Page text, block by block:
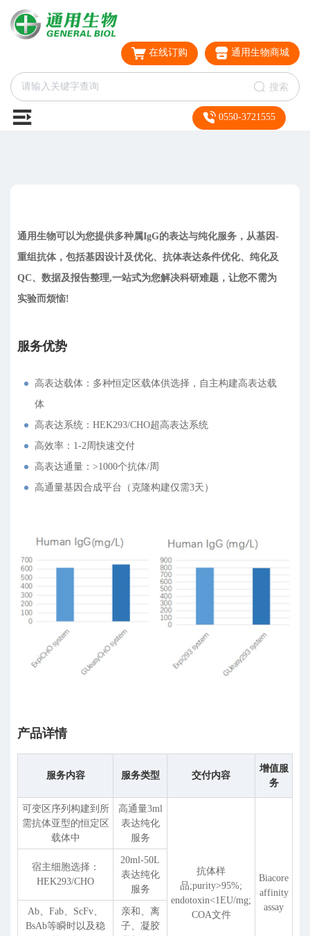
在线订购 通用生物商城
搜索
0550-3721555
通用生物可以为您提供多种属IgG的表达与纯化服务，从基因-
重组抗体，包括基因设计及优化、抗体表达条件优化、纯化及
QC、数据及报告整理,一站式为您解决科研难题，让您不需为
实验而烦恼!
服务优势
高表达载体：多种恒定区载体供选择，自主构建高表达载
体
高表达系统：HEK293/CHO超高表达系统
高效率：1-2周快速交付
高表达通量：>1000个抗体/周
高通量基因合成平台（克隆构建仅需3天）
产品详情
服务内容 服务类型 交付内容
增值服
务
可变区序列构建到所
需抗体亚型的恒定区
载体中
高通量3ml
表达纯化
服务
抗体样
品;purity>95%;
endotoxin<1EU/mg;
COA文件
Biacore
affinity
assay
宿主细胞选择：
HEK293/CHO
20ml-50L
表达纯化
服务
Ab、Fab、ScFv、
BsAb等瞬时以及稳
亲和、离
子、凝胶